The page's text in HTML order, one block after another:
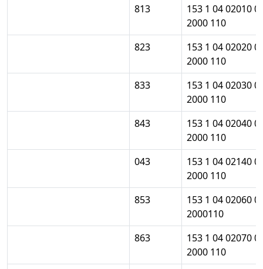
813
153 1 04 02010
2000 110
823
153 1 04 02020
2000 110
833
153 1 04 02030
2000 110
843
153 1 04 02040
2000 110
043
153 1 04 02140
2000 110
853
153 1 04 02060
2000110
863
153 1 04 02070
2000 110